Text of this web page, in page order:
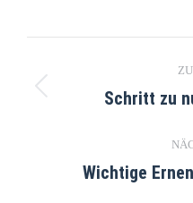
Schritt zu
Wichtige